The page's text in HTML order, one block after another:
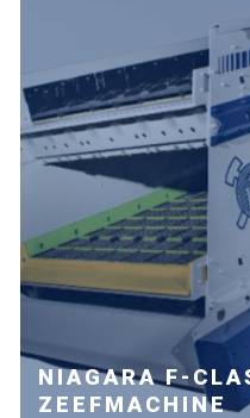
NIAGARA F-
ZEEFMACHINE